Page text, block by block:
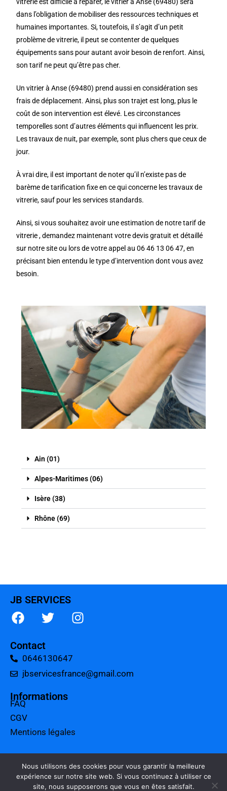
dans l’obligation de mobiliser des ressources techniques et
humaines importantes. Si, toutefois, il s’agit d’un petit
problème de vitrerie, il peut se contenter de quelques
équipements sans pour autant avoir besoin de renfort. Ainsi,
son tarif ne peut qu’être pas cher.
Un vitrier à Anse (69480) prend aussi en considération ses
frais de déplacement. Ainsi, plus son trajet est long, plus le
coût de son intervention est élevé. Les circonstances
temporelles sont d’autres éléments qui influencent les prix.
Les travaux de nuit, par exemple, sont plus chers que ceux de
jour.
À vrai dire, il est important de noter qu’il n’existe pas de
barème de tarification fixe en ce qui concerne les travaux de
vitrerie, sauf pour les services standards.
Ainsi, si vous souhaitez avoir une estimation de notre tarif de
vitrerie , demandez maintenant votre devis gratuit et détaillé
sur notre site ou lors de votre appel au 06 46 13 06 47, en
précisant bien entendu le type d’intervention dont vous avez
besoin.
Ain (01)
Alpes-Maritimes (06)
Isère (38)
Rhône (69)
JB SERVICES
Contact
0646130647
jbservicesfrance@gmail.com
Informations
FAQ
CGV
Mentions légales
Tarifs
Charte qualité
Nous utilisons des cookies pour vous garantir la meilleure
expérience sur notre site web. Si vous continuez à utiliser ce
site, nous supposerons que vous en êtes satisfait.